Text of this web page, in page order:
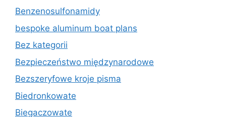
Benzenosulfonamidy
bespoke aluminum boat plans
Bez kategorii
Bezpieczeństwo międzynarodowe
Bezszeryfowe kroje pisma
Biedronkowate
Biegaczowate